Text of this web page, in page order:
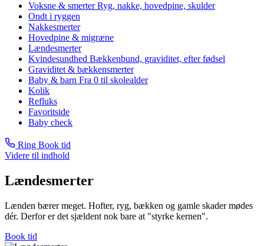
Voksne & smerter Ryg, nakke, hovedpine, skulder
Ondt i ryggen
Nakkesmerter
Hovedpine & migræne
Lændesmerter
Kvindesundhed Bækkenbund, graviditet, efter fødsel
Graviditet & bækkensmerter
Baby & barn Fra 0 til skolealder
Kolik
Refluks
Favoritside
Baby check
Ring Book tid
Videre til indhold
Lændesmerter
Lænden bærer meget. Hofter, ryg, bækken og gamle skader mødes
dér. Derfor er det sjældent nok bare at "styrke kernen".
Book tid